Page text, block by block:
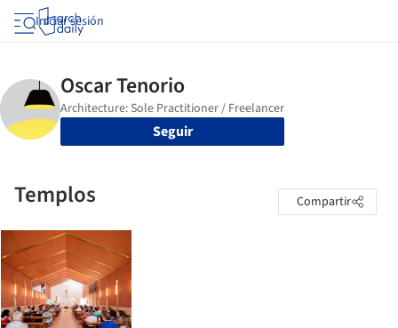
Iniciar sesión
Seguir
Templos Compartir